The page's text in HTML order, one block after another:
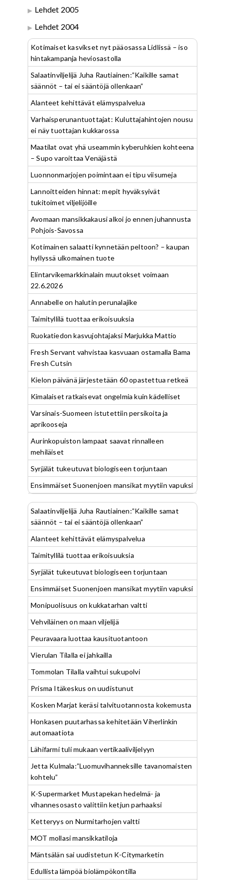
Lehdet 2005
Lehdet 2004
Kotimaiset kasvikset nyt pääosassa Lidlissä – iso
hintakampanja heviosastolla
Salaatinviljelijä Juha Rautiainen:”Kaikille samat
säännöt – tai ei sääntöjä ollenkaan”
Alanteet kehittävät elämyspalvelua
Varhaisperunantuottajat: Kuluttajahintojen nousu
ei näy tuottajan kukkarossa
Maatilat ovat yhä useammin kyberuhkien kohteena
– Supo varoittaa Venäjästä
Luonnonmarjojen poimintaan ei tipu viisumeja
Lannoitteiden hinnat: mepit hyväksyivät
tukitoimet viljelijöille
Avomaan mansikkakausi alkoi jo ennen juhannusta
Pohjois-Savossa
Kotimainen salaatti kynnetään peltoon? – kaupan
hyllyssä ulkomainen tuote
Elintarvikemarkkinalain muutokset voimaan
22.6.2026
Annabelle on halutin perunalajike
Taimityllilä tuottaa erikoisuuksia
Ruokatiedon kasvujohtajaksi Marjukka Mattio
Fresh Servant vahvistaa kasvuaan ostamalla Bama
Fresh Cutsin
Kielon päivänä järjestetään 60 opastettua retkeä
Kimalaiset ratkaisevat ongelmia kuin kädelliset
Varsinais-Suomeen istutettiin persikoita ja
aprikooseja
Aurinkopuiston lampaat saavat rinnalleen
mehiläiset
Syrjälät tukeutuvat biologiseen torjuntaan
Ensimmäiset Suonenjoen mansikat myytiin vapuksi
Salaatinviljelijä Juha Rautiainen:”Kaikille samat
säännöt – tai ei sääntöjä ollenkaan”
Alanteet kehittävät elämyspalvelua
Taimityllilä tuottaa erikoisuuksia
Syrjälät tukeutuvat biologiseen torjuntaan
Ensimmäiset Suonenjoen mansikat myytiin vapuksi
Monipuolisuus on kukkatarhan valtti
Vehviläinen on maan viljelijä
Peuravaara luottaa kausituotantoon
Vierulan Tilalla ei jahkailla
Tommolan Tilalla vaihtui sukupolvi
Prisma Itäkeskus on uudistunut
Kosken Marjat keräsi talvituotannosta kokemusta
Honkasen puutarhassa kehitetään Viherlinkin
automaatiota
Lähifarmi tuli mukaan vertikaaliviljelyyn
Jetta Kulmala:”Luomuvihanneksille tavanomaisten
kohtelu”
K-Supermarket Mustapekan hedelmä- ja
vihannesosasto valittiin ketjun parhaaksi
Ketteryys on Nurmitarhojen valtti
MOT mollasi mansikkatiloja
Mäntsälän sai uudistetun K-Citymarketin
Edullista lämpöä biolämpökontilla